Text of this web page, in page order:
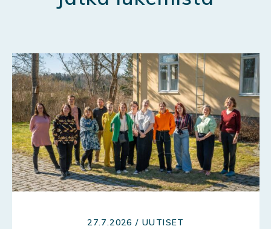
27.7.2026 / UUTISET